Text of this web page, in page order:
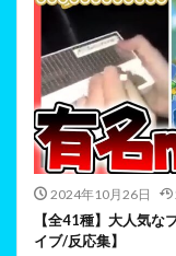
2024年10月26日
【全41種】大人気な
イブ/反応集】